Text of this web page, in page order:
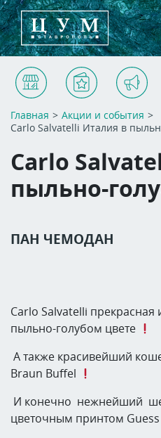
Главная > Акции и события >
Carlo Salvatelli Италия в
Carlo
пыльно-
ПАН ЧЕМОДАН
Carlo Salvatelli прекрасная
пыльно-голубом цвете
А также красивейший
Braun Buffel
И конечно нежнейший
цветочным принтом Guess